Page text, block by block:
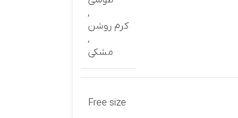
,
کرم روشن
,
مشکی
Free size